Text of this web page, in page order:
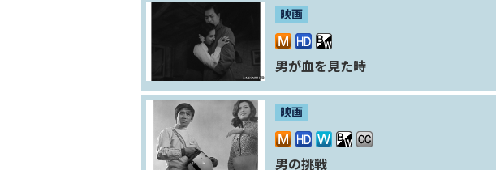
映画
男が血を見た時
映画
男の挑戦